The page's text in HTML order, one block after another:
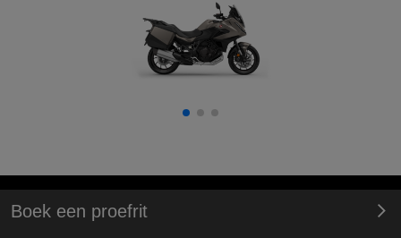
Boek een proefrit